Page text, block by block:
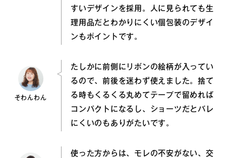
すいデザインを採用。人に見られても生
理用品だとわかりにくい個包装のデザイ
ンもポイントです。
そわんわん
たしかに前側にリボンの絵柄が入ってい
るので、前後を迷わず使えました。捨て
る時もくるくる丸めてテープで留めれば
コンパクトになるし、ショーツだとバレ
にくいのもありがたいです。
使った方からは、モレの不安がない、交